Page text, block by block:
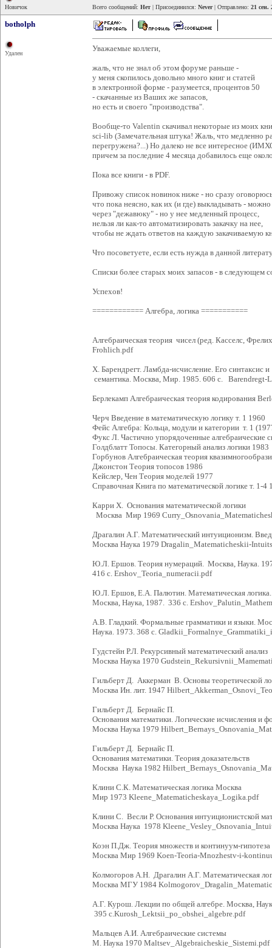
Новичок Всего сообщений: Нет | Присоединился: Never| Отправлено: 21 сен.
botholph
Удален
Уважаемые коллеги,
жаль, что не знал об этом форуме раньше -
у меня скопилось довольно много книг и статей
в электронной форме - разумеется, процентов 50
- скачанные из Ваших же запасов,
но есть и своего "производства".
Вообще-то Valentin скачивал некоторые из моих
sci-lib (Замечательная штука! Жаль, что медленно
перегружена?...) Но далеко не все интересное
причем за последние 4 месяца добавилось еще
Пока все книги - в PDF.
Привожу список новинок ниже - но сразу
что пока неясно, как их (и где) выкладывать - можно
через "дежавюку" - но у нее медленный процесс,
нельзя ли как-то автоматизировать закачку на нее,
чтобы не ждать ответов на каждую закачиваемую
Что посоветуете, если есть нужда в данной
Списки более старых моих запасов - в следующем
Успехов!
============ Алгебра, логика ===========
Алгебраическая теория чисел (ред. Касселс,
Frohlich.pdf
Х. Барендрегт. Ламбда-исчисление. Его синтаксис и
семантика. Москва, Мир. 1985. 606 с. Barendregt-
Берлекамп Алгебраическая теория кодирования
Черч Введение в математическую логику т. 1 1960
Фейс Алгебра: Кольца, модули и категории т. 1
Фукс Л. Частично упорядоченные алгебраические
Голдблатт Топосы. Категорный анализ логики 1983
Горбунов Алгебраическая теория
Джонстон Теория топосов 1986
Кейслер, Чен Теория моделей 1977
Справочная Книга по математической логике т. 1-4
Карри Х. Основания математической логики
Москва Мир 1969
Драгалин А.Г. Математический интуиционизм.
Москва Наука 1979 Dragalin_Matematicheskii-
Ю.Л. Ершов. Теория нумераций. Москва, Наука.
416 с. Ershov_Teoria_numeracii.pdf
Ю.Л. Ершов, Е.А. Палютин. Математическая логика.
Москва, Наука, 1987. 336 с.
А.В. Гладкий. Формальные грамматики и языки.
Наука. 1973. 368 с.
Гудстейн Р.Л. Рекурсивный математический анализ
Москва Наука 1970
Гильберт Д. Аккерман В. Основы теоретической
Москва Ин. лит. 1947
Гильберт Д. Бернайс П.
Основания математики. Логические исчисления и
Москва Наука 1979
Гильберт Д. Бернайс П.
Основания математики. Теория доказательств
Москва Наука 1982
Клини С.К. Математическая логика Москва
Мир 1973 Kleene_Matematicheskaya_Logika.pdf
Клини С. Весли Р. Основания интуиционистской
Москва Наука 1978
Коэн П.Дж. Теория множеств и континуум-гипотеза
Москва Мир 1969 Koen-Teoria-Mnozhestv-i-
Колмогоров А.Н. Драгалин А.Г. Математическая
Москва МГУ 1984
А.Г. Курош. Лекции по общей алгебре. Москва,
395 с.Kurosh_Lektsii_po_obshei_algebre.pdf
Мальцев А.И. Алгебраические системы
М. Наука 1970 Maltsev_Algebraicheskie_Sistemi.pdf